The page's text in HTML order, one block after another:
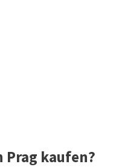
Prag kaufen?